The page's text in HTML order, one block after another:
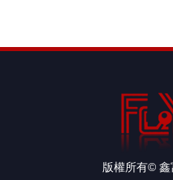
版權所有© 鑫